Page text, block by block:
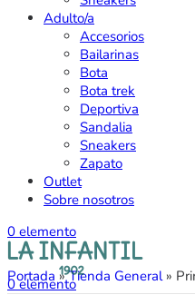
Adulto/a
Accesorios
Bailarinas
Bota
Bota trek
Deportiva
Sandalia
Sneakers
Zapato
Outlet
Sobre nosotros
0 elemento
0elemento
Portada »Tienda General»